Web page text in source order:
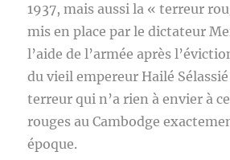
1937, mais aussi la « terreur
mis en place par le dictateur
l’aide de l’armée après
du vieil empereur Hailé Sélassié
terreur qui n’a rien à envier à
rouges au Cambodge
époque.